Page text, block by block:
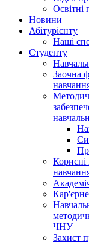
Освітні
Hовини
Абітурієнту
Наші
Студенту
Заочна
Корисні
ЧНУ
Захист